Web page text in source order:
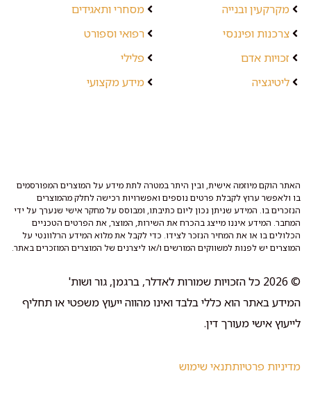
מקרקעין ובנייה
צרכנות ופיננסי
זכויות אדם
ליטיגציה
מסחרי ותאגידים
רפואי וספורט
פלילי
מידע מקצועי
האתר הוקם מיוזמה אישית, ובין היתר במטרה לתת מידע על המוצרים המפורסמים
בו ולאפשר ערוץ לקבלת פרטים נוספים ואפשרויות רכישה לחלק מהמוצרים
הנזכרים בו. המידע שניתן נכון ליום כתיבתו, ומבוסס על מחקר אישי שנערך על ידי
המחבר. המידע איננו מייצג בהכרח את השירות, המוצר, את הפרטים הטכניים
הכלולים בו או את המחיר הנזכר לצידו. כדי לקבל את מלוא המידע הרלוונטי על
המוצרים יש לפנות למשווקים המורשים ו/או ליצרנים של המוצרים המוזכרים באתר.
© 2026 כל הזכויות שמורות לאדלר, ברגמן, גור ושות'
המידע באתר הוא כללי בלבד ואינו מהווה ייעוץ משפטי או תחליף
לייעוץ אישי מעורך דין.
מדיניות פרטיותתנאי שימוש